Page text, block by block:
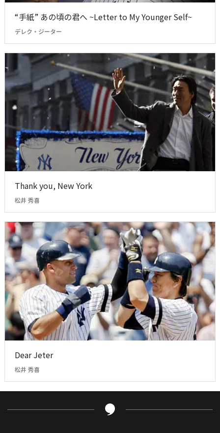
“手紙” あの頃の君へ ~Letter to My Younger Self~
デレク・ジーター
Thank you, New York
松井 秀喜
Dear Jeter
松井 秀喜